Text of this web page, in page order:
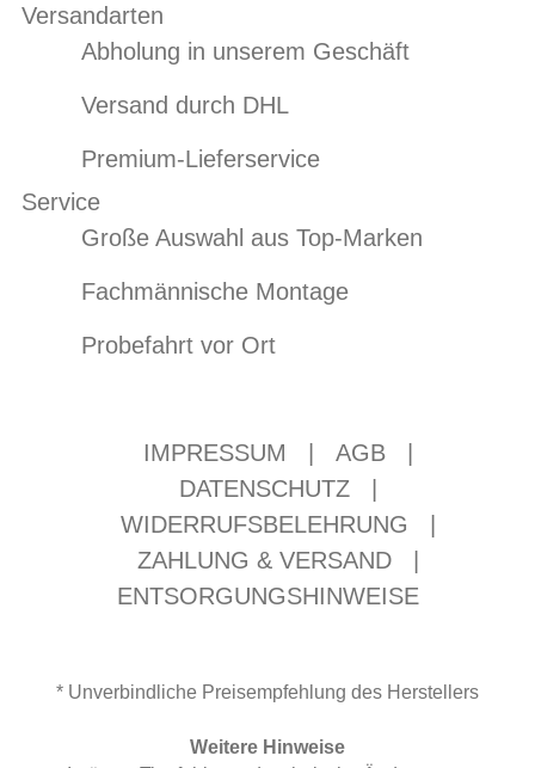
Versandarten
Abholung in unserem Geschäft
Versand durch DHL
Premium-Lieferservice
Service
Große Auswahl aus Top-Marken
Fachmännische Montage
Probefahrt vor Ort
IMPRESSUM AGB
DATENSCHUTZ
WIDERRUFSBELEHRUNG
ZAHLUNG & VERSAND
ENTSORGUNGSHINWEISE
* Unverbindliche Preisempfehlung des Herstellers
Weitere Hinweise